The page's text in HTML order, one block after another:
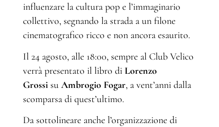
influenzare la cultura pop e l’immaginario
collettivo, segnando la strada a un filone
cinematografico ricco e non ancora esaurito.
Il 24 agosto, alle 18:00, sempre al Club Velico
verrà presentato il libro di Lorenzo
Grossi su Ambrogio Fogar, a vent’anni dalla
scomparsa di quest’ultimo.
Da sottolineare anche l’organizzazione di